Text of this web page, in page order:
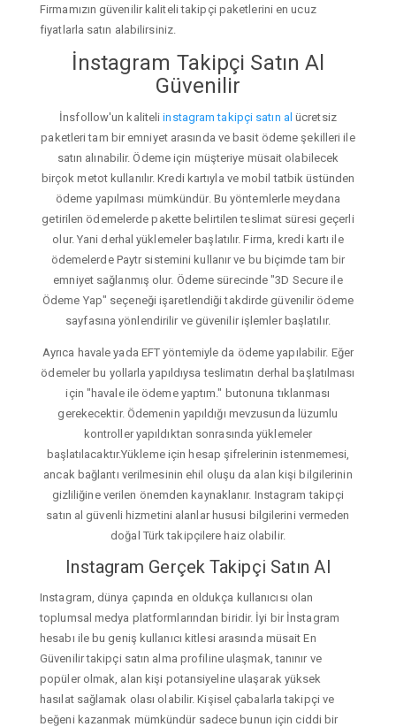
Firmamızın güvenilir kaliteli takipçi paketlerini en ucuz
fiyatlarla satın alabilirsiniz.
İnstagram Takipçi Satın Al
Güvenilir
İnsfollow'un kaliteliinstagram takipçi satın al ücretsiz
paketleri tam bir emniyet arasında ve basit ödeme şekilleri ile
satın alınabilir. Ödeme için müşteriye müsait olabilecek
birçok metot kullanılır. Kredi kartıyla ve mobil tatbik üstünden
ödeme yapılması mümkündür. Bu yöntemlerle meydana
getirilen ödemelerde pakette belirtilen teslimat süresi geçerli
olur. Yani derhal yüklemeler başlatılır. Firma, kredi kartı ile
ödemelerde Paytr sistemini kullanır ve bu biçimde tam bir
emniyet sağlanmış olur. Ödeme sürecinde "3D Secure ile
Ödeme Yap" seçeneği işaretlendiği takdirde güvenilir ödeme
sayfasına yönlendirilir ve güvenilir işlemler başlatılır.
Ayrıca havale yada EFT yöntemiyle da ödeme yapılabilir. Eğer
ödemeler bu yollarla yapıldıysa teslimatın derhal başlatılması
için "havale ile ödeme yaptım." butonuna tıklanması
gerekecektir. Ödemenin yapıldığı mevzusunda lüzumlu
kontroller yapıldıktan sonrasında yüklemeler
başlatılacaktır.Yükleme için hesap şifrelerinin istenmemesi,
ancak bağlantı verilmesinin ehil oluşu da alan kişi bilgilerinin
gizliliğine verilen önemden kaynaklanır. Instagram takipçi
satın al güvenli hizmetini alanlar hususi bilgilerini vermeden
doğal Türk takipçilere haiz olabilir.
Instagram Gerçek Takipçi Satın Al
Instagram, dünya çapında en oldukça kullanıcısı olan
toplumsal medya platformlarından biridir. İyi bir İnstagram
hesabı ile bu geniş kullanıcı kitlesi arasında müsait En
Güvenilir takipçi satın alma profiline ulaşmak, tanınır ve
popüler olmak, alan kişi potansiyeline ulaşarak yüksek
hasılat sağlamak olası olabilir. Kişisel çabalarla takipçi ve
beğeni kazanmak mümkündür sadece bunun için ciddi bir